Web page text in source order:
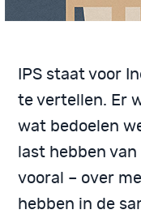
IPS staat voor
te vertellen. Er
wat bedoelen
last hebben
vooral – over
hebben in de